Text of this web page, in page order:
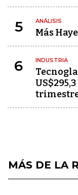
5 ANÁLISIS
Más
6 INDUSTRIA
MÁS DE LA